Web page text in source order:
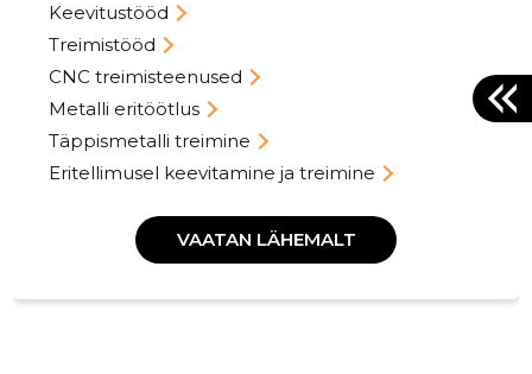
Keevitustööd
Treimistööd
CNC treimisteenused
Metalli eritöötlus
Täppismetalli treimine
Eritellimusel keevitamine ja treimine
VAATAN LÄHEMALT